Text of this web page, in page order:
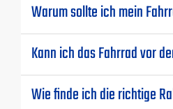
Warum sollte ich mein
Kann ich das Fahrrad vor
Wie finde ich die richtige